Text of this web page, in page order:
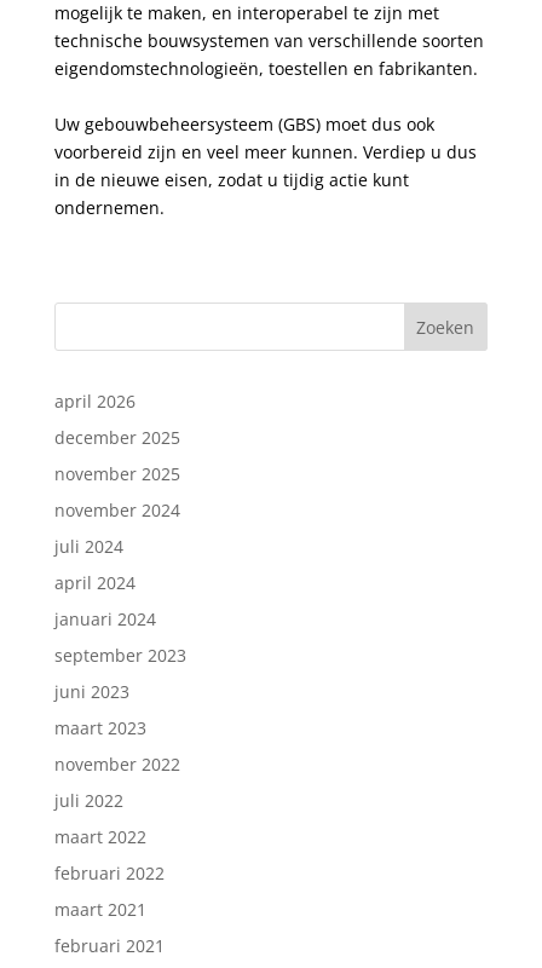
mogelijk te maken, en interoperabel te zijn met
technische bouwsystemen van verschillende soorten
eigendomstechnologieën, toestellen en fabrikanten.
Uw gebouwbeheersysteem (GBS) moet dus ook
voorbereid zijn en veel meer kunnen. Verdiep u dus
in de nieuwe eisen, zodat u tijdig actie kunt
ondernemen.
Zoeken
april 2026
december 2025
november 2025
november 2024
juli 2024
april 2024
januari 2024
september 2023
juni 2023
maart 2023
november 2022
juli 2022
maart 2022
februari 2022
maart 2021
februari 2021